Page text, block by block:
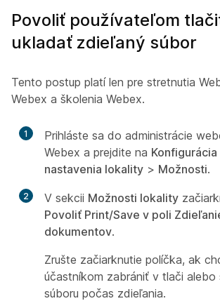
Povoliť používateľom
ukladať zdieľaný súbor
Tento postup platí len pre stretnutia
Webex a školenia Webex.
1
Prihláste sa do administrácie
Webex a prejdite na Konfigurácia
nastavenia lokality > Možnosti.
2 V sekcii Možnosti lokality
Povoliť Print/Save v poli
dokumentov.
Zrušte začiarknutie políčka, ak
účastníkom zabrániť v tlači alebo
súboru počas zdieľania.